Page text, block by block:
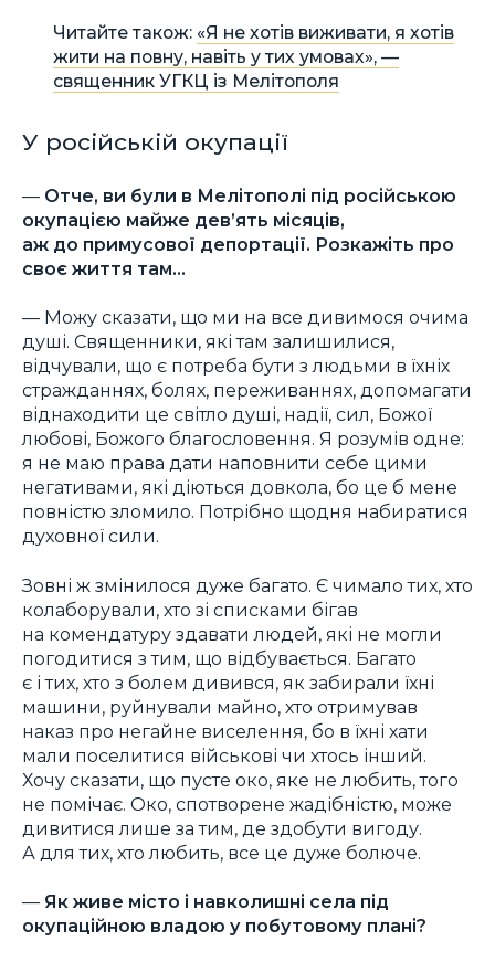
Читайте також: «Я не хотів виживати, я хотів
жити на повну, навіть у тих умовах», —
священник УГКЦ із Мелітополя
У російській окупації
— Отче, ви були в Мелітополі під російською
окупацією майже дев’ять місяців,
аж до примусової депортації. Розкажіть про
своє життя там…
— Можу сказати, що ми на все дивимося очима
душі. Священники, які там залишилися,
відчували, що є потреба бути з людьми в їхніх
стражданнях, болях, переживаннях, допомагати
віднаходити це світло душі, надії, сил, Божої
любові, Божого благословення. Я розумів одне:
я не маю права дати наповнити себе цими
негативами, які діються довкола, бо це б мене
повністю зломило. Потрібно щодня набиратися
духовної сили.
Зовні ж змінилося дуже багато. Є чимало тих, хто
колаборували, хто зі списками бігав
на комендатуру здавати людей, які не могли
погодитися з тим, що відбувається. Багато
є і тих, хто з болем дивився, як забирали їхні
машини, руйнували майно, хто отримував
наказ про негайне виселення, бо в їхні хати
мали поселитися військові чи хтось інший.
Хочу сказати, що пусте око, яке не любить, того
не помічає. Око, спотворене жадібністю, може
дивитися лише за тим, де здобути вигоду.
А для тих, хто любить, все це дуже болюче.
— Як живе місто і навколишні села під
окупаційною владою у побутовому плані?